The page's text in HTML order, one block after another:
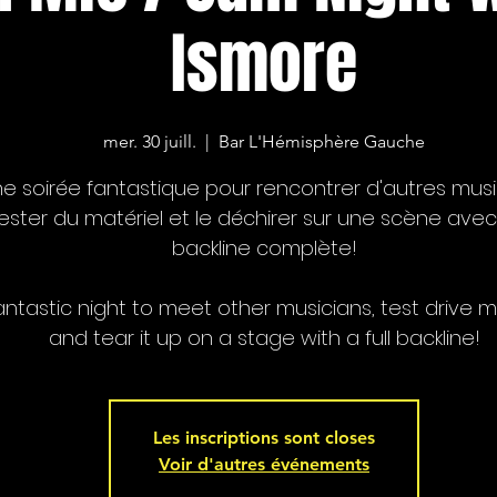
Ismore
mer. 30 juill.
  |
Bar L'Hémisphère Gauche
soirée fantastique pour rencontrer d'autres
du matériel et le déchirer sur une scène
backline complète!
night to meet other musicians, test drive
and tear it up on a stage with a full backline!
Les inscriptions sont closes
Voir d'autres événements